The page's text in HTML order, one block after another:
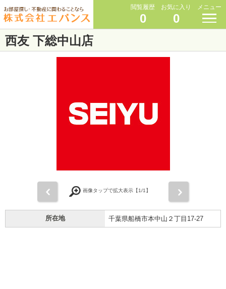
閲覧履歴
0
お気に入り
0
メニュー
西友 下総中山店
画像タップで拡大表示【1/1】
所在地 千葉県船橋市本中山２丁目17-27